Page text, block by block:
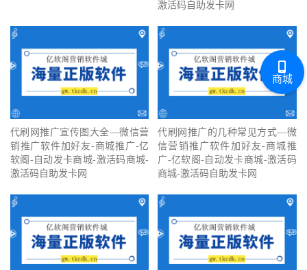
激活码自助发卡网
代刷网推广宣传图大全—微信营
销推广软件加好友-商城推广-亿
软阁-自动发卡商城-激活码商城-
激活码自助发卡网
代刷网推广的几种常见方式—微
信营销推广软件加好友-商城推
广-亿软阁-自动发卡商城-激活码
商城-激活码自助发卡网
商城